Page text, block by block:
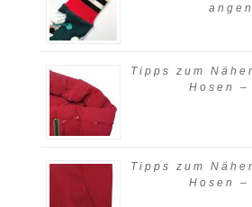
Tipps zum
Hosen
Tipps zum
Hosen